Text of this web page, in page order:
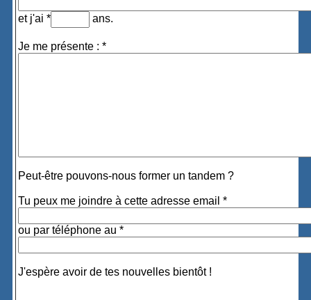
et j'ai * ans.
Je me présente : *
Peut-être pouvons-nous former un tandem ?
Tu peux me joindre à cette adresse email *
ou par téléphone au *
J'espère avoir de tes nouvelles bientôt !